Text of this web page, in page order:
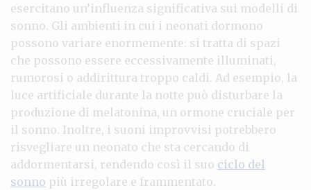
esercitano un’influenza significativa sui modelli di
sonno. Gli ambienti in cui i neonati dormono
possono variare enormemente: si tratta di spazi
che possono essere eccessivamente illuminati,
rumorosi o addirittura troppo caldi. Ad esempio, la
luce artificiale durante la notte può disturbare la
produzione di melatonina, un ormone cruciale per
il sonno. Inoltre, i suoni improvvisi potrebbero
risvegliare un neonato che sta cercando di
addormentarsi, rendendo così il suo ciclo del
sonno più irregolare e frammentato.